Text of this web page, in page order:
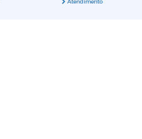
Atendimento